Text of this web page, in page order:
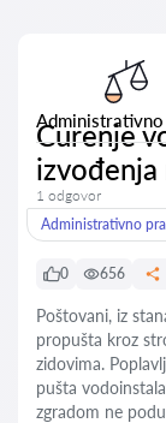
Curenje
izvođenja
1 odgovor
Administrativno
0 656
Poštovani, iz
propušta kroz
zidovima.
pušta
zgradom ne